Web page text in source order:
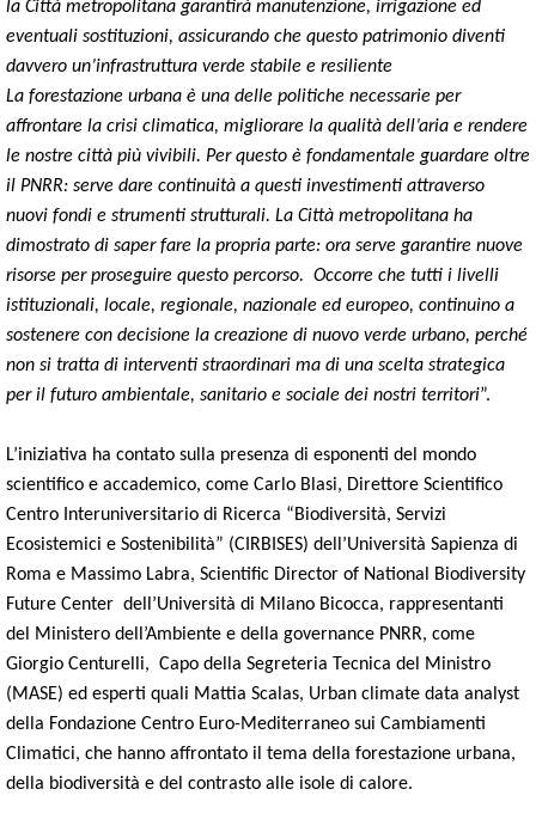
la Città metropolitana garantirà manutenzione, irrigazione ed
eventuali sostituzioni, assicurando che questo patrimonio diventi
davvero un’infrastruttura verde stabile e resiliente
La forestazione urbana è una delle politiche necessarie per
affrontare la crisi climatica, migliorare la qualità dell’aria e rendere
le nostre città più vivibili. Per questo è fondamentale guardare oltre
il PNRR: serve dare continuità a questi investimenti attraverso
nuovi fondi e strumenti strutturali. La Città metropolitana ha
dimostrato di saper fare la propria parte: ora serve garantire nuove
risorse per proseguire questo percorso. Occorre che tutti i livelli
istituzionali, locale, regionale, nazionale ed europeo, continuino a
sostenere con decisione la creazione di nuovo verde urbano, perché
non si tratta di interventi straordinari ma di una scelta strategica
per il futuro ambientale, sanitario e sociale dei nostri territori”.
L’iniziativa ha contato sulla presenza di esponenti del mondo
scientifico e accademico, come Carlo Blasi, Direttore Scientifico
Centro Interuniversitario di Ricerca “Biodiversità, Servizi
Ecosistemici e Sostenibilità” (CIRBISES) dell’Università Sapienza di
Roma e Massimo Labra, Scientific Director of National Biodiversity
Future Center dell’Università di Milano Bicocca, rappresentanti
del Ministero dell’Ambiente e della governance PNRR, come
Giorgio Centurelli, Capo della Segreteria Tecnica del Ministro
(MASE) ed esperti quali Mattia Scalas, Urban climate data analyst
della Fondazione Centro Euro-Mediterraneo sui Cambiamenti
Climatici, che hanno affrontato il tema della forestazione urbana,
della biodiversità e del contrasto alle isole di calore.